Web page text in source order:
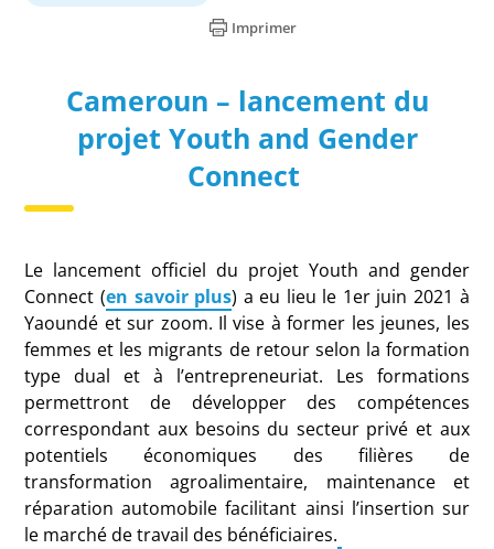
Imprimer
Cameroun – lancement du
projet Youth and Gender
Connect
Le lancement officiel du projet Youth and gender
Connect (en savoir plus) a eu lieu le 1er juin 2021 à
Yaoundé et sur zoom. Il vise à former les jeunes, les
femmes et les migrants de retour selon la formation
type dual et à l’entrepreneuriat. Les formations
permettront de développer des compétences
correspondant aux besoins du secteur privé et aux
potentiels économiques des filières de
transformation agroalimentaire, maintenance et
réparation automobile facilitant ainsi l’insertion sur
le marché de travail des bénéficiaires.